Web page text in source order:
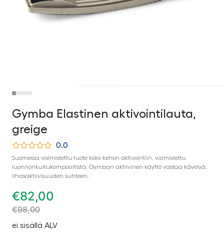
Gymba Elastinen aktivointilauta,
greige
0.0
Suomessa valmistettu tuote koko kehon aktivointiin, valmistettu
luonnonkuitukomposiitistä. Gymban aktiivinen käyttö vastaa kävelyä,
lihasaktiivisuuden suhteen.
€82,00
€98,00
ei sisällä ALV